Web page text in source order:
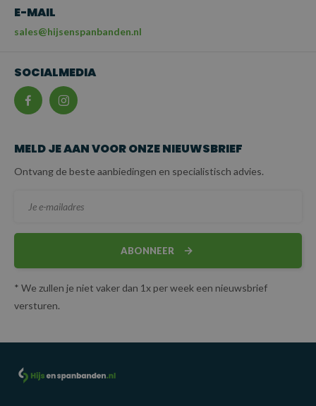
E-MAIL
sales@hijsenspanbanden.nl
SOCIALMEDIA
MELD JE AAN VOOR ONZE NIEUWSBRIEF
Ontvang de beste aanbiedingen en specialistisch advies.
ABONNEER
* We zullen je niet vaker dan 1x per week een nieuwsbrief
versturen.